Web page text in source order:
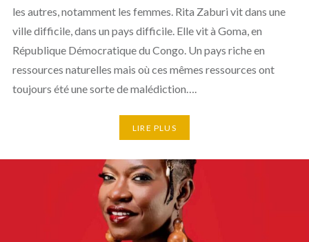
les autres, notamment les femmes. Rita Zaburi vit dans une
ville difficile, dans un pays difficile. Elle vit à Goma, en
République Démocratique du Congo. Un pays riche en
ressources naturelles mais où ces mêmes ressources ont
toujours été une sorte de malédiction….
LIRE PLUS